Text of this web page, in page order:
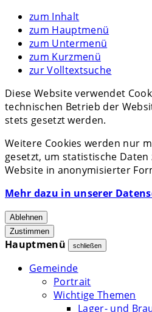
zum Inhalt
zum Hauptmenü
zum Untermenü
zum Kurzmenü
zur Volltextsuche
Diese Website verwendet
technischen Betrieb der
stets gesetzt werden.
Weitere Cookies werden nur
gesetzt, um statistische
Website in anonymisierter
Mehr dazu in unserer
Ablehnen
Zustimmen
Hauptmenü schließen
Gemeinde
Portrait
Wichtige Themen
Lager- und